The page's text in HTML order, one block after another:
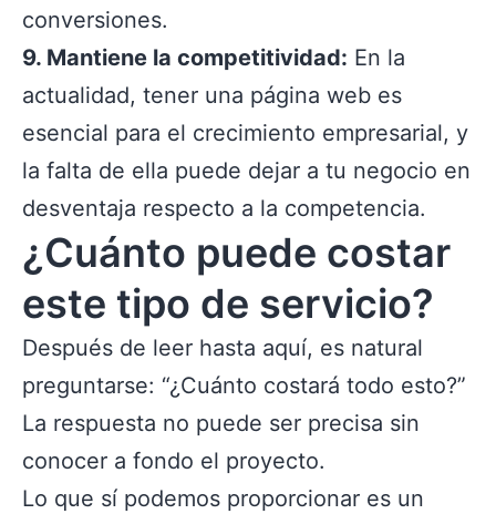
conversiones.
9. Mantiene la competitividad: En la
actualidad, tener una página web es
esencial para el crecimiento empresarial, y
la falta de ella puede dejar a tu negocio en
desventaja respecto a la competencia.
¿Cuánto puede costar
este tipo de servicio?
Después de leer hasta aquí, es natural
preguntarse: “¿Cuánto costará todo esto?”
La respuesta no puede ser precisa sin
conocer a fondo el proyecto.
Lo que sí podemos proporcionar es un